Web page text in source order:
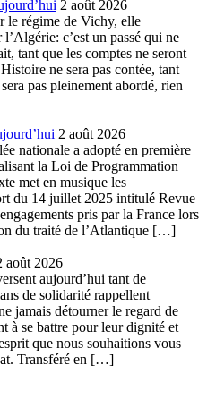
2 août 2026
le régime de Vichy, elle
c’est un passé qui ne
tant que les comptes ne seront
ne sera pas contée, tant
pas pleinement abordé, rien
2 août 2026
nationale a adopté en première
la Loi de Programmation
met en musique les
du 14 juillet 2025 intitulé Revue
pris par la France lors
du traité de l’Atlantique […]
août 2026
aujourd’hui tant de
de solidarité rappellent
jamais détourner le regard de
à se battre pour leur dignité et
que nous souhaitions vous
Transféré en […]